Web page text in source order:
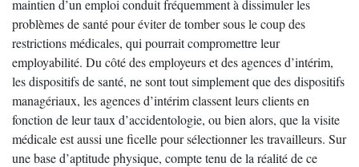
maintien d’un emploi conduit fréquemment à dissimuler les
problèmes de santé pour éviter de tomber sous le coup des
restrictions médicales, qui pourrait compromettre leur
employabilité. Du côté des employeurs et des agences d’intérim,
les dispositifs de santé, ne sont tout simplement que des dispositifs
managériaux, les agences d’intérim classent leurs clients en
fonction de leur taux d’accidentologie, ou bien alors, que la visite
médicale est aussi une ficelle pour sélectionner les travailleurs. Sur
une base d’aptitude physique, compte tenu de la réalité de ce